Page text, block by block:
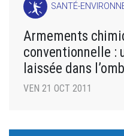
SANTÉ-
Armements
conventionnelle :
laissée dans
VEN 21 OCT 2011